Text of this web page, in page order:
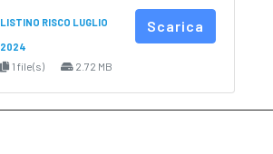
LISTINO RISCO LUGLIO
2024
1 file(s) 2.72 MB
Scarica